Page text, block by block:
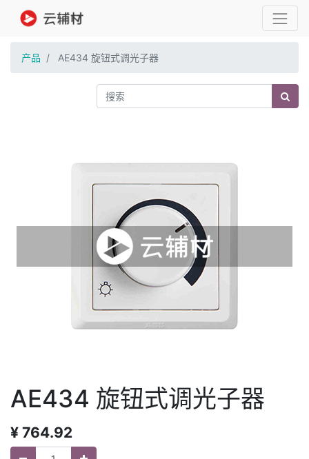
产品 AE434 旋钮式调光子器
AE434 旋钮式调光子器
¥ 764.92